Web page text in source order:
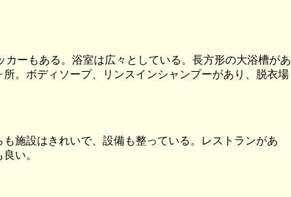
ーもある。浴室は広々としている。長方形の大浴槽があ
。ボディソープ、リンスインシャンプーがあり、脱衣場
施設はきれいで、設備も整っている。レストランがあ
い。